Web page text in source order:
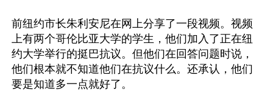
前纽约市长朱利安尼在网上分享了一段视频。视频
上有两个哥伦比亚大学的学生，他们加入了正在纽
约大学举行的挺巴抗议。但他们在回答问题时说，
他们根本就不知道他们在抗议什么。还承认，他们
要是知道多一点就好了。